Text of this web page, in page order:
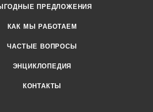
ПРЕДЛОЖЕНИЯ
КАК МЫ РАБОТАЕМ
ЧАСТЫЕ ВОПРОСЫ
ЭНЦИКЛОПЕДИЯ
КОНТАКТЫ